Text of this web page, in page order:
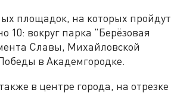
площадок, на которых пройдут
10: вокруг парка "Берёзовая
Славы, Михайловской
в Академгородке.
в центре города, на отрезке